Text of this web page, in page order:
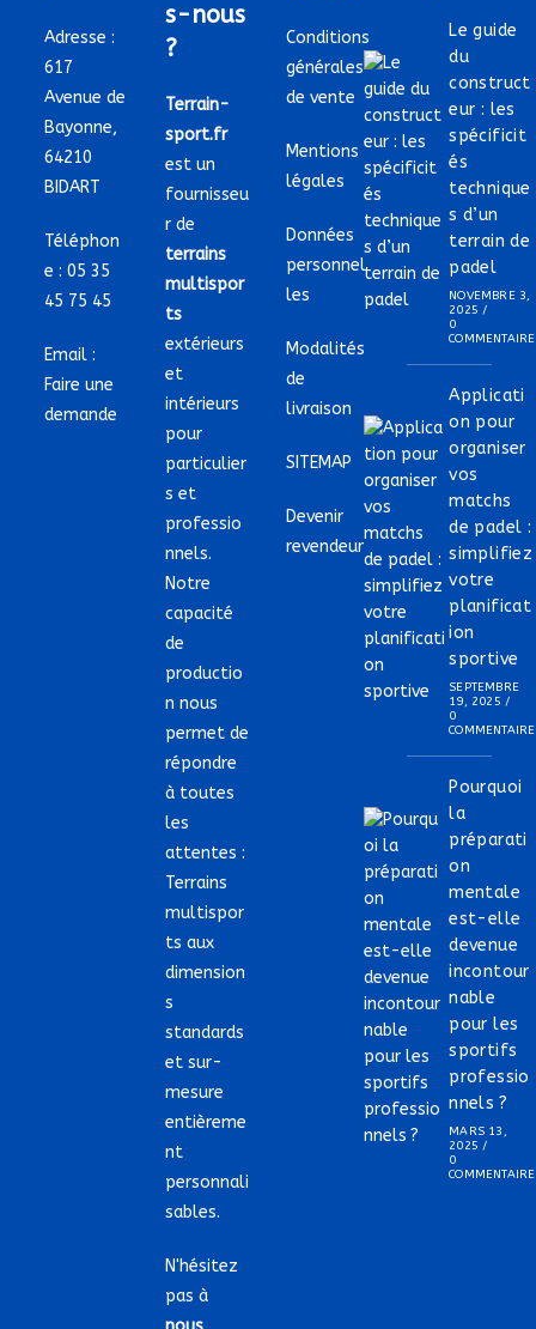
Adresse :
617
Avenue de
Bayonne,
64210
BIDART
Téléphon
e :05 35
45 75 45
Email :
Faire une
demande
s-nous
?
Terrain-
sport.fr
est un
fournisseu
r de
terrains
multispor
ts
extérieurs
et
intérieurs
pour
particulier
s et
professio
nnels.
Notre
capacité
de
productio
n nous
permet de
répondre
à toutes
les
attentes :
Terrains
multispor
ts aux
dimension
s
standards
et sur-
mesure
entièreme
nt
personnali
sables.
N'hésitez
pas à
Conditions
générales
de vente
Mentions
légales
Données
personnel
les
Modalités
de
livraison
SITEMAP
Devenir
revendeur
Le guide
du
construct
eur : les
spécificit
és
technique
s d’un
terrain de
padel
NOVEMBRE 3,
2025 /
0
COMMENTAIRE
Applicati
on pour
organiser
vos
matchs
de padel :
simplifiez
votre
planificat
ion
sportive
SEPTEMBRE
19, 2025 /
0
COMMENTAIRE
Pourquoi
la
préparati
on
mentale
est-elle
devenue
incontour
nable
pour les
sportifs
professio
nnels ?
MARS 13,
2025 /
0
COMMENTAIRE